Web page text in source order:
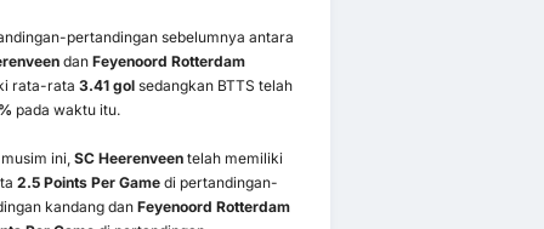
pertandingan sebelumnya antara
dan Feyenoord Rotterdam
rata-rata 3.41 golsedangkan BTTS telah
pada waktu itu.
ini, SC Heerenveentelah memiliki
2.5 Points Per Gamedi pertandingan-
kandang dan Feyenoord Rotterdam